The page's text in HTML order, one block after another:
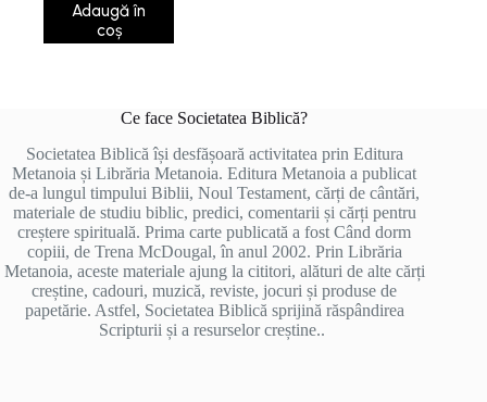
Adaugă în
coș
Ce face Societatea Biblică?
Societatea Biblică își desfășoară activitatea prin Editura
Metanoia și Librăria Metanoia. Editura Metanoia a publicat
de-a lungul timpului Biblii, Noul Testament, cărți de cântări,
materiale de studiu biblic, predici, comentarii și cărți pentru
creștere spirituală. Prima carte publicată a fost Când dorm
copiii, de Trena McDougal, în anul 2002. Prin Librăria
Metanoia, aceste materiale ajung la cititori, alături de alte cărți
creștine, cadouri, muzică, reviste, jocuri și produse de
papetărie. Astfel, Societatea Biblică sprijină răspândirea
Scripturii și a resurselor creștine..